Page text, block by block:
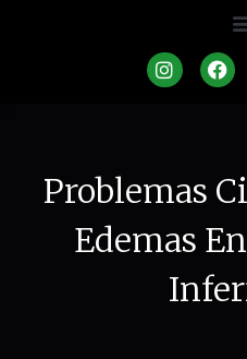
Problemas
Edemas